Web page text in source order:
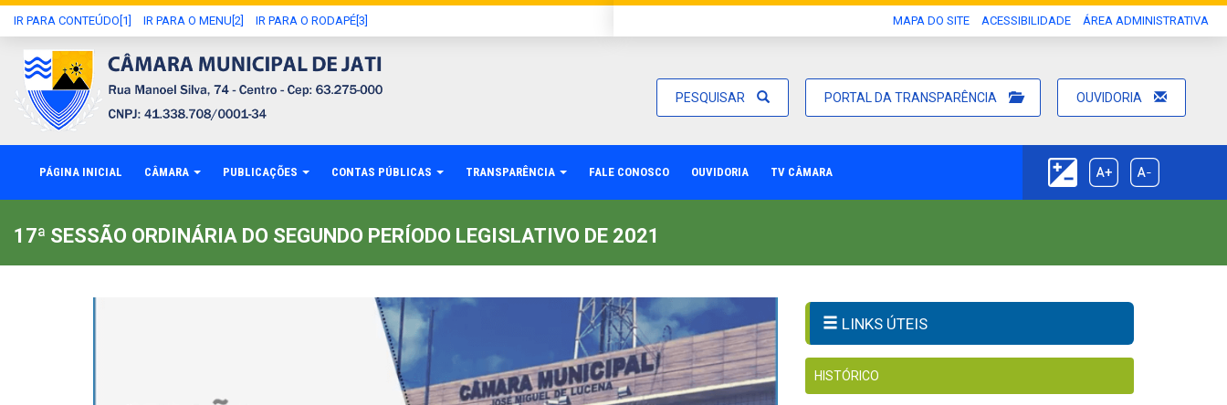
IR PARA CONTEÚDO[1] IR PARA O MENU[2] IR PARA O RODAPÉ[3] MAPA DO SITE ACESSIBILIDADE ÁREA ADMINISTRATIVA
PESQUISAR PORTAL DA TRANSPARÊNCIA OUVIDORIA
PÁGINA INICIAL CÂMARA PUBLICAÇÕES CONTAS PÚBLICAS TRANSPARÊNCIA FALE CONOSCO OUVIDORIA TV CÂMARA
17ª SESSÃO ORDINÁRIA DO SEGUNDO PERÍODO LEGISLATIVO DE 2021
LINKS ÚTEIS
HISTÓRICO